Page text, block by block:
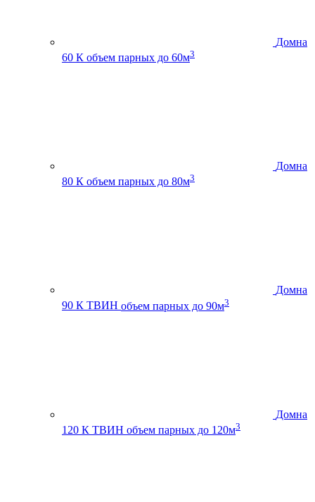
Домна
60 К объем парных до 60м3
Домна
80 К объем парных до 80м3
Домна
90 К ТВИН объем парных до 90м3
Домна
120 К ТВИН объем парных до 120м3